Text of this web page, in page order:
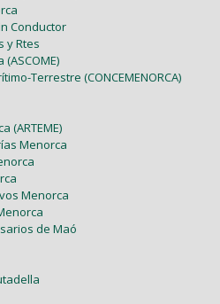
Conductor
y Rtes
Terrestre (CONCEMENORCA)
(ARTEME)
Menorca
Menorca
de Maó